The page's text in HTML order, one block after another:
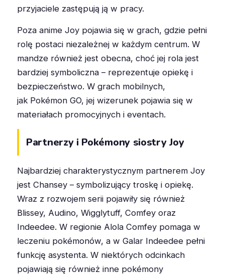
przyjaciele zastępują ją w pracy.
Poza anime Joy pojawia się w grach, gdzie pełni
rolę postaci niezależnej w każdym centrum. W
mandze również jest obecna, choć jej rola jest
bardziej symboliczna – reprezentuje opiekę i
bezpieczeństwo. W grach mobilnych,
jak Pokémon GO, jej wizerunek pojawia się w
materiałach promocyjnych i eventach.
Partnerzy i Pokémony siostry Joy
Najbardziej charakterystycznym partnerem Joy
jest Chansey – symbolizujący troskę i opiekę.
Wraz z rozwojem serii pojawiły się również
Blissey, Audino, Wigglytuff, Comfey oraz
Indeedee. W regionie Alola Comfey pomaga w
leczeniu pokémonów, a w Galar Indeedee pełni
funkcję asystenta. W niektórych odcinkach
pojawiają się również inne pokémony